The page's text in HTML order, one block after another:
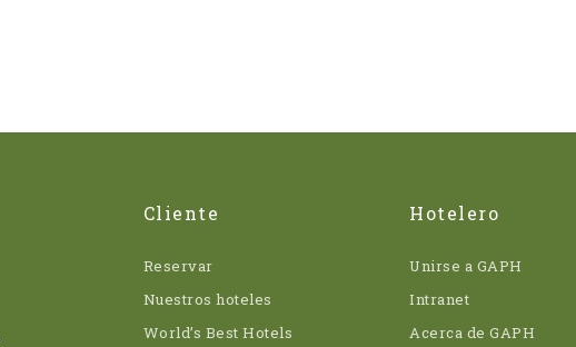
Cliente
Reservar
Nuestros hoteles
World’s Best Hotels
Hotelero
Unirse a GAPH
Intranet
Acerca de GAPH